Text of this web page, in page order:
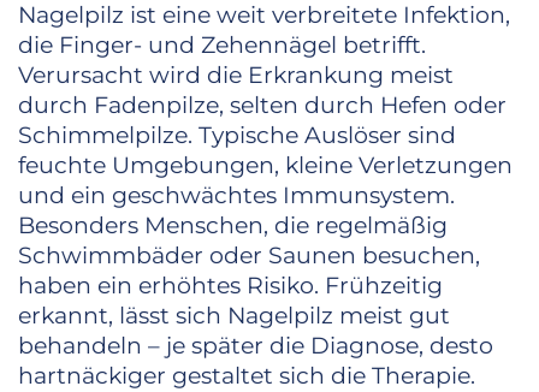
Nagelpilz ist eine weit verbreitete Infektion,
die Finger- und Zehennägel betrifft.
Verursacht wird die Erkrankung meist
durch Fadenpilze, selten durch Hefen oder
Schimmelpilze. Typische Auslöser sind
feuchte Umgebungen, kleine Verletzungen
und ein geschwächtes Immunsystem.
Besonders Menschen, die regelmäßig
Schwimmbäder oder Saunen besuchen,
haben ein erhöhtes Risiko. Frühzeitig
erkannt, lässt sich Nagelpilz meist gut
behandeln – je später die Diagnose, desto
hartnäckiger gestaltet sich die Therapie.